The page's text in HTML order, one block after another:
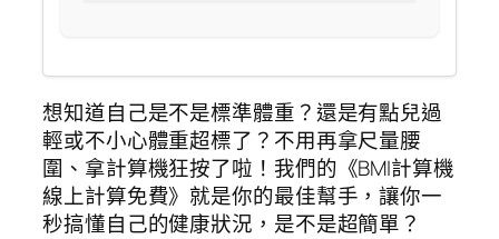
想知道自己是不是標準體重？還是有點兒過
輕或不小心體重超標了？不用再拿尺量腰
圍、拿計算機狂按了啦！我們的《BMI計算機
線上計算免費》就是你的最佳幫手，讓你一
秒搞懂自己的健康狀況，是不是超簡單？